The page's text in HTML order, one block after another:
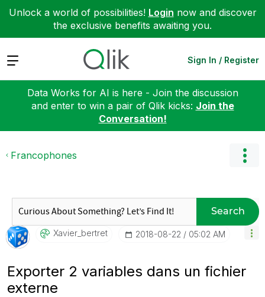
Unlock a world of possibilities! Login now and discover
the exclusive benefits awaiting you.
Expand Sign In / Register
Data Works for AI is here - Join the discussion
and enter to win a pair of Qlik kicks: Join the
Conversation!
Francophones
Search
Xavier_bertret ‎2018-08-22 05:02 AM
Exporter 2 variables dans un fichier
externe